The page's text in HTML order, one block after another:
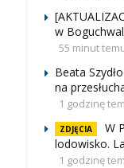
w
55 minut
Beata
na
1 godzinę
ZDJĘCIA
W
lodowisko.
1 godzinę